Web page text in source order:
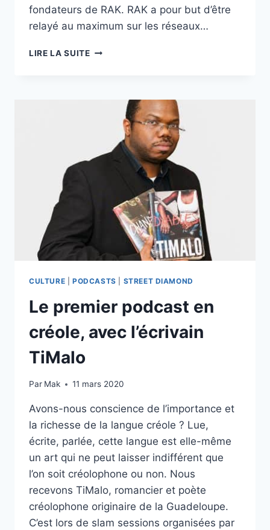
fondateurs de RAK. RAK a pour but d’être
relayé au maximum sur les réseaux…
LIRE LA SUITECE
ANTILLES
DÉCOUVREZ
RAK
CULTURE PODCASTS STREET DIAMOND
Le premier podcast en
créole, avec l’écrivain
TiMalo
Par Mak 11 mars 2020
Avons-nous conscience de l’importance et
la richesse de la langue créole ? Lue,
écrite, parlée, cette langue est elle-même
un art qui ne peut laisser indifférent que
l’on soit créolophone ou non. Nous
recevons TiMalo, romancier et poète
créolophone originaire de la Guadeloupe.
C’est lors de slam sessions organisées par